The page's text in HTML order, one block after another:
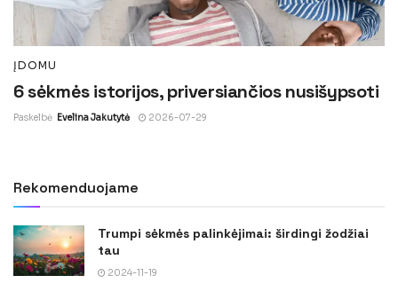
ĮDOMU
6 sėkmės istorijos, priversiančios nusišypsoti
Paskelbė Evelina Jakutytė 2026-07-29
Rekomenduojame
Trumpi sėkmės palinkėjimai: širdingi žodžiai
tau
2024-11-19